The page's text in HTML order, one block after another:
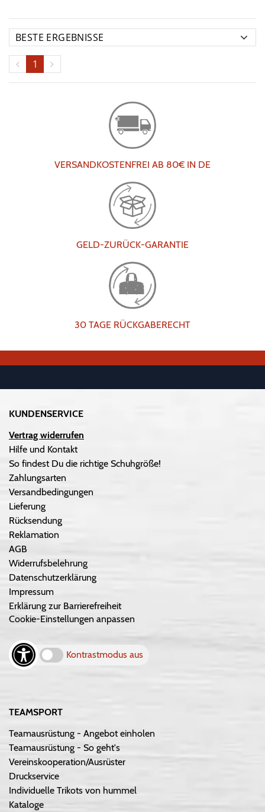
1
VERSANDKOSTENFREI AB 80€ IN DE
GELD-ZURÜCK-GARANTIE
30 TAGE RÜCKGABERECHT
KUNDENSERVICE
Vertrag widerrufen
Hilfe und Kontakt
So findest Du die richtige Schuhgröße!
Zahlungsarten
Versandbedingungen
Lieferung
Rücksendung
Reklamation
AGB
Widerrufsbelehrung
Datenschutzerklärung
Impressum
Erklärung zur Barrierefreiheit
Cookie-Einstellungen anpassen
Kontrastmodus aus
TEAMSPORT
Teamausrüstung - Angebot einholen
Teamausrüstung - So geht's
Vereinskooperation/Ausrüster
Druckservice
Individuelle Trikots von hummel
Kataloge